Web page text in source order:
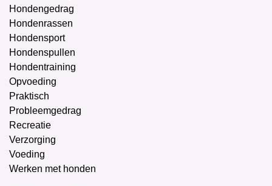
Hondengedrag
Hondenrassen
Hondensport
Hondenspullen
Hondentraining
Opvoeding
Praktisch
Probleemgedrag
Recreatie
Verzorging
Voeding
Werken met honden